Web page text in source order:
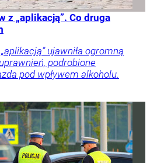
z „aplikacją”. Co druga
ujawniła ogromną
podrobione
pod wpływem alkoholu.